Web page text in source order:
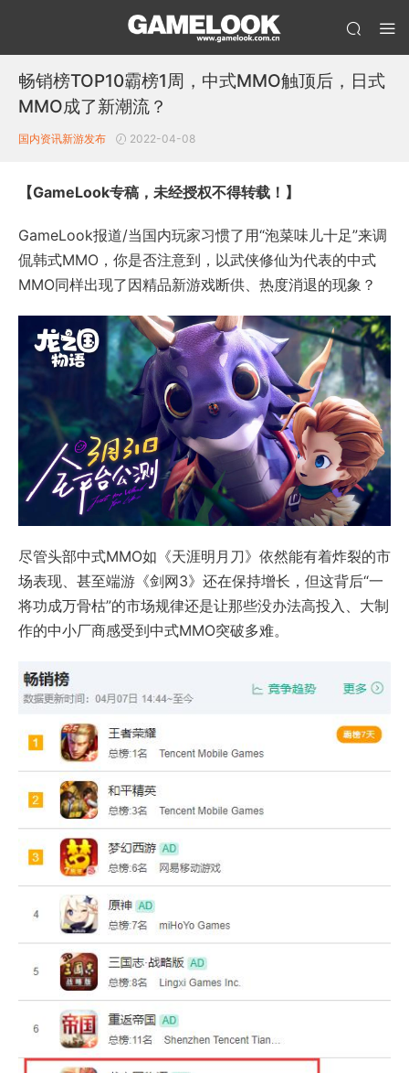
畅销榜TOP10霸榜1周，中式MMO触顶后，日式
MMO成了新潮流？
国内资讯新游发布 2022-04-08
【GameLook专稿，未经授权不得转载！】
GameLook报道/当国内玩家习惯了用“泡菜味儿十足”来调
侃韩式MMO，你是否注意到，以武侠修仙为代表的中式
MMO同样出现了因精品新游戏断供、热度消退的现象？
尽管头部中式MMO如《天涯明月刀》依然能有着炸裂的市
场表现、甚至端游《剑网3》还在保持增长，但这背后“一
将功成万骨枯”的市场规律还是让那些没办法高投入、大制
作的中小厂商感受到中式MMO突破多难。